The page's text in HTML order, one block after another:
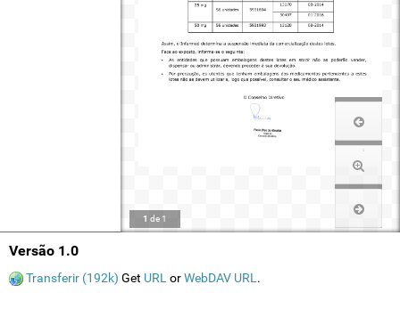
1 de 1
Versão 1.0
Transferir (192k) Get URL orWebDAV URL .